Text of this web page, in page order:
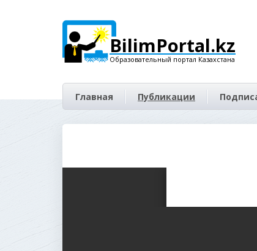
BilimPortal.kz
Образовательный портал Казахстана
Главная Публикации